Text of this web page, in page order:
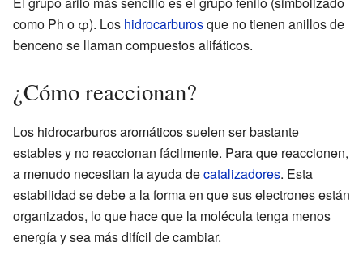
como Ph o φ). Los hidrocarburosque no tienen anillos de
benceno se llaman compuestos alifáticos.
¿Cómo reaccionan?
Los hidrocarburos aromáticos suelen ser bastante
estables y no reaccionan fácilmente. Para que reaccionen,
a menudo necesitan la ayuda decatalizadores. Esta
estabilidad se debe a la forma en que sus electrones están
organizados, lo que hace que la molécula tenga menos
energía y sea más difícil de cambiar.